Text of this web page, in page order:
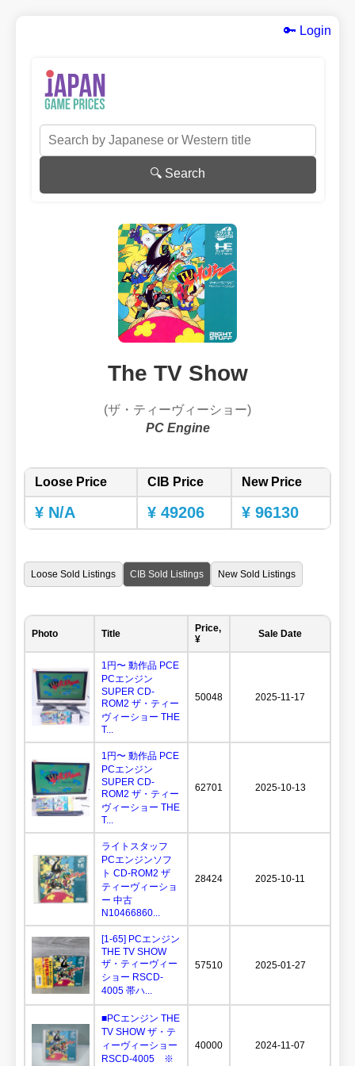
🔑 Login
🔍 Search
The TV Show
(ザ・ティーヴィーショー)
PC Engine
Loose Price CIB Price New Price
¥ N/A ¥ 49206 ¥ 96130
Loose Sold Listings CIB Sold Listings New Sold Listings
Photo Title
Price,
¥
Sale Date
1円〜 動作品 PCE
PCエンジン
SUPER CD-
ROM2 ザ・ティー
ヴィーショー THE
T...
50048 2025-11-17
1円〜 動作品 PCE
PCエンジン
SUPER CD-
ROM2 ザ・ティー
ヴィーショー THE
T...
62701 2025-10-13
ライトスタッフ
PCエンジンソフ
ト CD-ROM2 ザ
ティーヴィーショ
ー 中古
N10466860...
28424 2025-10-11
[1-65] PCエンジン
THE TV SHOW
ザ・ティーヴィー
ショー RSCD-
4005 帯ハ...
57510 2025-01-27
■PCエンジン THE
TV SHOW ザ・テ
ィーヴィーショー
RSCD-4005 ※
40000 2024-11-07